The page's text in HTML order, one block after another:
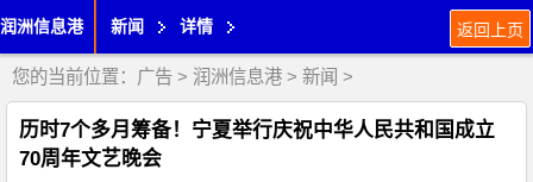
润洲信息港 新闻 详情 返回上页
您的当前位置： 广告 > 润洲信息港 > 新闻 >
历时7个多月筹备！宁夏举行庆祝中华人民共和国成立
70周年文艺晚会